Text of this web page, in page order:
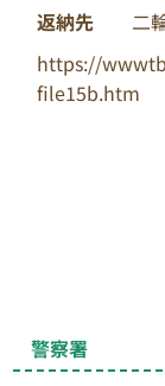
返納先
二
https://
file15b.htm
警察署